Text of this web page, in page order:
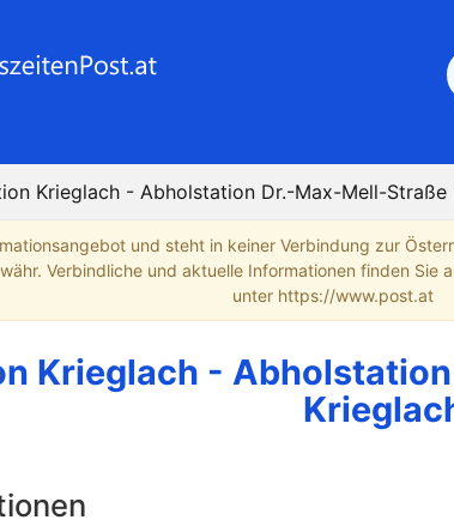
Krieglach - Abholstation Dr.-Max-Mell-Straße
und steht in keiner Verbindung zur
Verbindliche und aktuelle Informationen finden
unter https://www.post.at
Krieglach -